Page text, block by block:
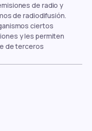
de radio y
de radiodifusión.
ciertos
y les permiten
de terceros